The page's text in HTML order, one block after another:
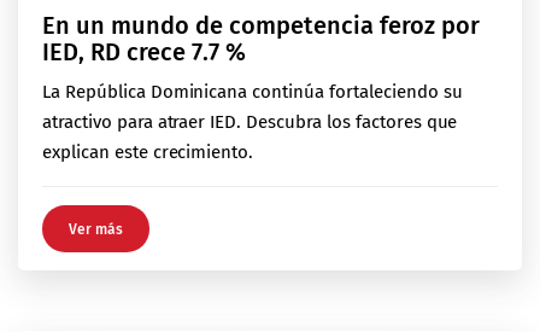
En un mundo de competencia feroz por
IED, RD crece 7.7 %
La República Dominicana continúa fortaleciendo su
atractivo para atraer IED. Descubra los factores que
explican este crecimiento.
Ver más